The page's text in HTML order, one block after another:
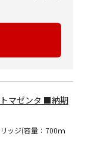
マゼンタ ■納期
ッジ(容量：700ｍ